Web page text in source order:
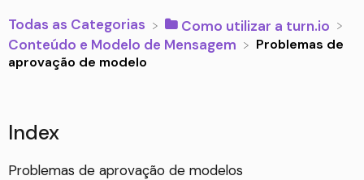
Index
Problemas de aprovação de modelos
Todas as Categorias
​Como utilizar a turn.io
​Conteúdo e Modelo de Mensagem
Problemas de
aprovação de modelo